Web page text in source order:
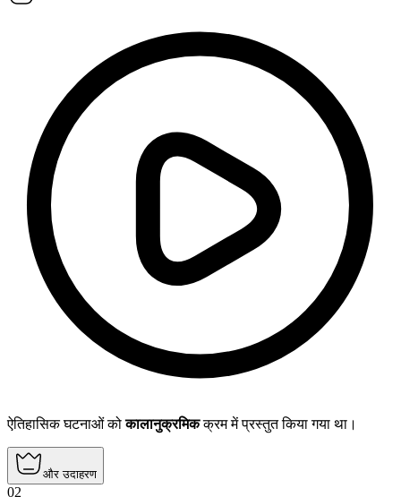
ऐतिहासिक घटनाओं कोकालानुक्रमिकक्रम में प्रस्तुत किया गया था।
और उदाहरण
02